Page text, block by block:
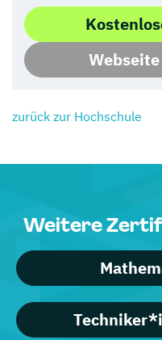
zurück zur Hochschule
Weitere